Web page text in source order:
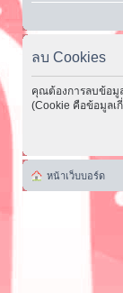
ลบ Cookies
คุณต้องการลบข้อมู
(Cookie คือข้อมูลเ
หน้าเว็บบอร์ด